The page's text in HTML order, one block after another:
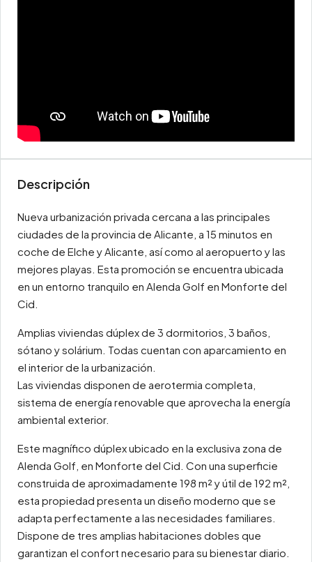
Descripción
Nueva urbanización privada cercana a las principales
ciudades de la provincia de Alicante, a 15 minutos en
coche de Elche y Alicante, así como al aeropuerto y las
mejores playas. Esta promoción se encuentra ubicada
en un entorno tranquilo en Alenda Golf en Monforte del
Cid.
Amplias viviendas dúplex de 3 dormitorios, 3 baños,
sótano y solárium. Todas cuentan con aparcamiento en
el interior de la urbanización.
Las viviendas disponen de aerotermia completa,
sistema de energía renovable que aprovecha la energía
ambiental exterior.
Este magnífico dúplex ubicado en la exclusiva zona de
Alenda Golf, en Monforte del Cid. Con una superficie
construida de aproximadamente 198 m² y útil de 192 m²,
esta propiedad presenta un diseño moderno que se
adapta perfectamente a las necesidades familiares.
Dispone de tres amplias habitaciones dobles que
garantizan el confort necesario para su bienestar diario.